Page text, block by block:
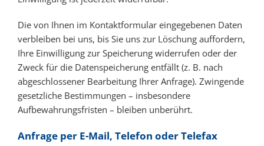
Die von Ihnen im Kontaktformular eingegebenen Daten
verbleiben bei uns, bis Sie uns zur Löschung auffordern,
Ihre Einwilligung zur Speicherung widerrufen oder der
Zweck für die Datenspeicherung entfällt (z. B. nach
abgeschlossener Bearbeitung Ihrer Anfrage). Zwingende
gesetzliche Bestimmungen – insbesondere
Aufbewahrungsfristen – bleiben unberührt.
Anfrage per E-Mail, Telefon oder Telefax